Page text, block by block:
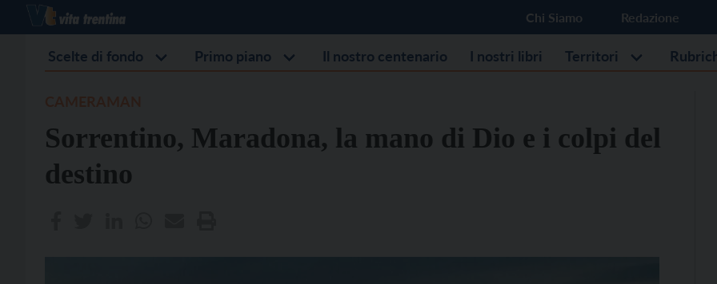
Chi Siamo Redazione
Scelte di fondo Primo piano Il nostro centenario I nostri libri Territori
Sorrentino, Maradona, la mano di Dio e i colpi del
destino